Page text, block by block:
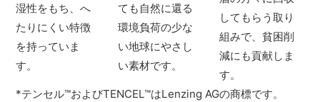
湿性をもち、へ
たりにくい特徴
を持っていま
す。
ても自然に還る
環境負荷の少な
い地球にやさし
い素材です。
してもらう取り
組みで、貧困削
減にも貢献しま
す。
*テンセル™およびTENCEL™はLenzing AGの商標です。